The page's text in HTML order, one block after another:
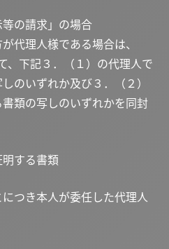
の請求」の場合
代理人様である場合は、
、下記３．（１）の代理人で
のいずれか及び３．（２）
類の写しのいずれかを同封
明する書類
つき本人が委任した代理人